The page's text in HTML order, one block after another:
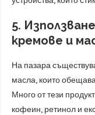
5.
кремове и
На пазара
масла, които
Много от тези
кофеин, ретинол и